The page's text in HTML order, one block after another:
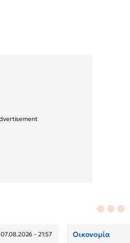
07.08.2026 - 21:57 Οικονομία